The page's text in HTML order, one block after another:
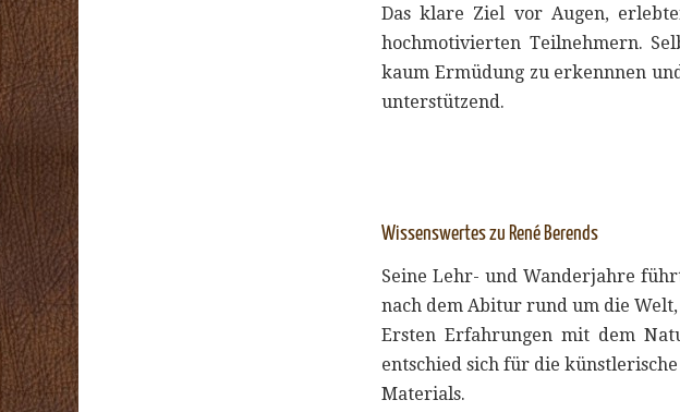
Das klare Ziel vor Augen,
hochmotivierten Teilnehmern.
kaum Ermüdung zu erkennnen
unterstützend.
Wissenswertes zu René Berends
Seine Lehr- und Wanderjahre
nach dem Abitur rund um die
Ersten Erfahrungen mit dem
entschied sich für die
Materials.